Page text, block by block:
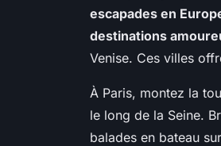
escapades en
destinations
Venise. Ces villes
À Paris, montez la
le long de la Seine.
balades en bateau